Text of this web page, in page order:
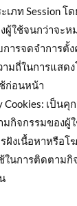
เภท Session โ
ผู้ใช้จนกว่าจะ
ารจดจำการตั้
ามถี่ในการแส
ก่อนหน้า
Cookies: เป็นคุ
กิจกรรมของผู้
ฝังเนื้อหาหรือ
ในการติดตาม